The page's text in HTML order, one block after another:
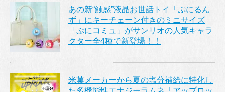
あの新“触感”液晶お世話トイ「ぷにるん
ず」にキーチェーン付きのミニサイズ
「ぷにコミュ」がサンリオの人気キャラ
クター全4種で新登場！！
米菓メーカーから夏の塩分補給に特化し